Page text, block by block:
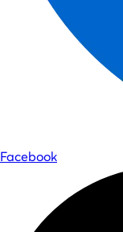
Facebook